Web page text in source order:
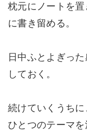
枕元にノートを
に書き留める。
日中ふとよぎっ
しておく。
続けていくうちに
ひとつのテーマ